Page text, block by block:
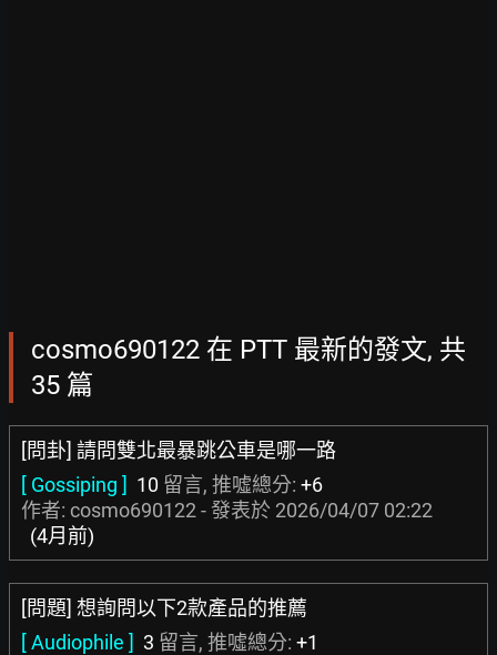
cosmo690122 在 PTT 最新的發文, 共
35 篇
[問卦] 請問雙北最暴跳公車是哪一路
[ Gossiping ] 10 留言, 推噓總分: +6
作者: cosmo690122 - 發表於 2026/04/07 02:22
(4月前)
[問題] 想詢問以下2款產品的推薦
[ Audiophile ] 3 留言, 推噓總分: +1